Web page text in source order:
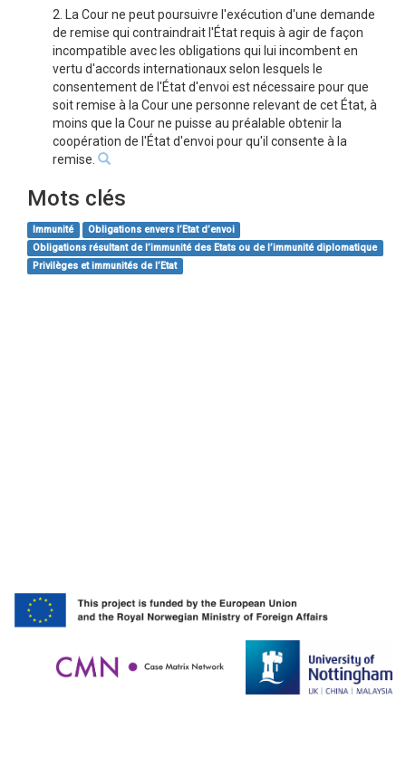
2. La Cour ne peut poursuivre l'exécution d'une demande
de remise qui contraindrait l'État requis à agir de façon
incompatible avec les obligations qui lui incombent en
vertu d'accords internationaux selon lesquels le
consentement de l'État d'envoi est nécessaire pour que
soit remise à la Cour une personne relevant de cet État, à
moins que la Cour ne puisse au préalable obtenir la
coopération de l'État d'envoi pour qu'il consente à la
remise.
Mots clés
Immunité
Obligations envers l’Etat d’envoi
Obligations résultant de l’immunité des Etats ou de l’immunité diplomatique
Privilèges et immunités de l’Etat